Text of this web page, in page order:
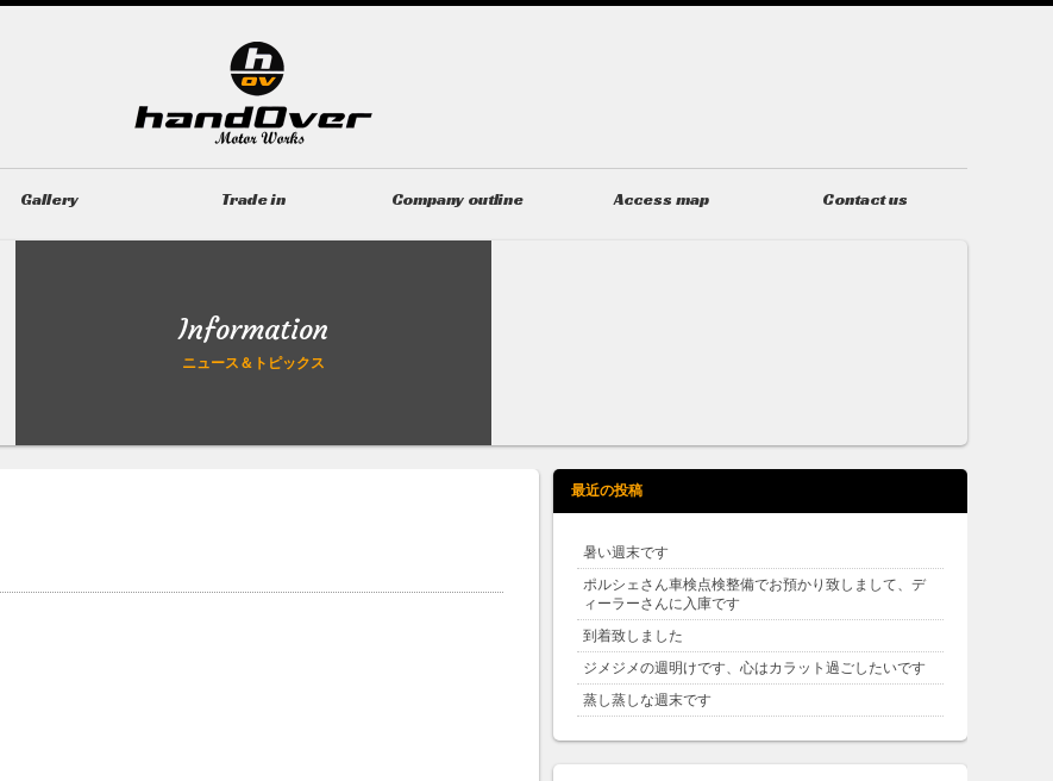
Gallery Trade in Company outline Access map Contact us
Information
ニュース＆トピックス
最近の投稿
暑い週末です
ポルシェさん車検点検整備でお預かり致しまして、デ
ィーラーさんに入庫です
到着致しました
ジメジメの週明けです、心はカラット過ごしたいです
蒸し蒸しな週末です